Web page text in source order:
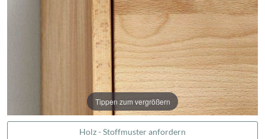
Tippen zum vergrößern
Holz - Stoffmuster anfordern